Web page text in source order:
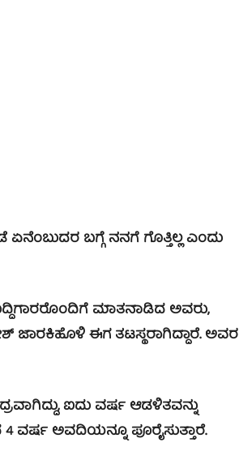
ಬಗ್ಗೆ ನನಗೆ ಗೊತ್ತಿಲ್ಲ ಎಂದು
ಮಾತನಾಡಿದ ಅವರು,
ಈಗ ತಟಸ್ಥರಾಗಿದ್ದಾರೆ. ಅವರ
ಐದು ವರ್ಷ ಆಡಳಿತವನ್ನು
ವರ್ಷ ಅವದಿಯನ್ನೂ ಪೂರೈಸುತ್ತಾರೆ.